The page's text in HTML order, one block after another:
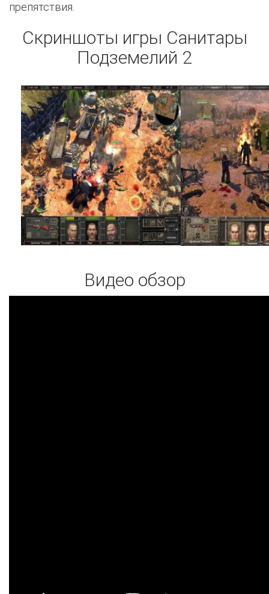
препятствия.
Скриншоты игры Санитары
Подземелий 2
Видео обзор